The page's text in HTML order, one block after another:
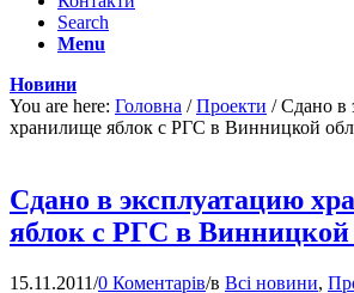
Search
Menu
Новини
You are here: Головна / Проекти / Сдано в
хранилище яблок с РГС в Винницкой
Сдано в эксплуатацию
яблок с РГС в Винницкой
15.11.2011/0 Коментарів/в Всі новини,